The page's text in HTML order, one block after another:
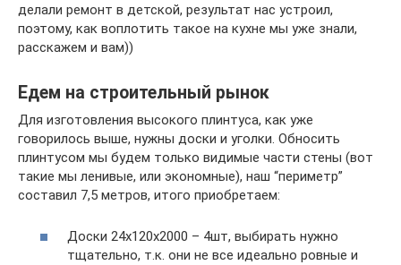
делали ремонт в детской, результат нас устроил,
поэтому, как воплотить такое на кухне мы уже знали,
расскажем и вам))
Едем на строительный рынок
Для изготовления высокого плинтуса, как уже
говорилось выше, нужны доски и уголки. Обносить
плинтусом мы будем только видимые части стены (вот
такие мы ленивые, или экономные), наш “периметр”
составил 7,5 метров, итого приобретаем:
Доски 24х120х2000 – 4шт, выбирать нужно
тщательно, т.к. они не все идеально ровные и